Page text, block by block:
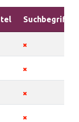
Suchbegriffe